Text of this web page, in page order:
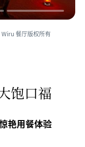
餐厅版权所有
饱口福
艳用餐体验